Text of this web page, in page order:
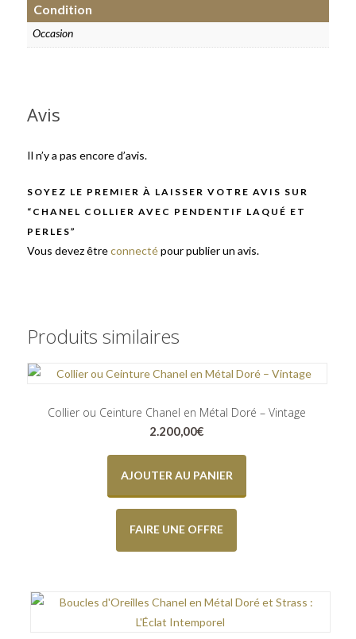
Condition
Occasion
Avis
Il n’y a pas encore d’avis.
SOYEZ LE PREMIER À LAISSER VOTRE AVIS SUR
“CHANEL COLLIER AVEC PENDENTIF LAQUÉ ET
PERLES”
Vous devez êtreconnectépour publier un avis.
Produits similaires
Collier ou Ceinture Chanel en Métal Doré – Vintage
2.200,00€
AJOUTER AU PANIER
FAIRE UNE OFFRE